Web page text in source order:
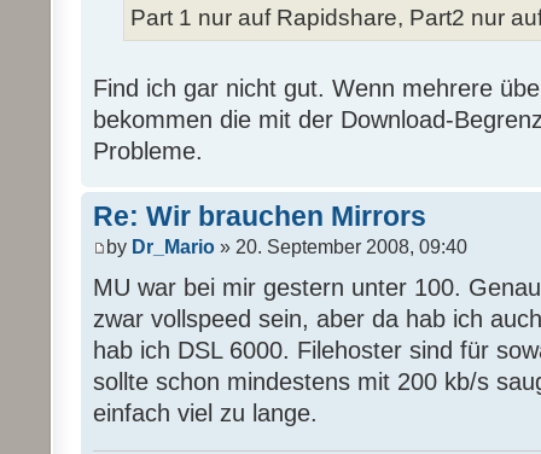
Part 1 nur auf Rapidshare, Part2 nur
Find ich gar nicht gut. Wenn mehrere
bekommen die mit der Download-
Probleme.
Re: Wir brauchen Mirrors
by Dr_Mario » 20. September 2008, 09:40
MU war bei mir gestern unter 100.
zwar vollspeed sein, aber da hab ich
hab ich DSL 6000. Filehoster sind für
sollte schon mindestens mit 200 kb/s
einfach viel zu lange.